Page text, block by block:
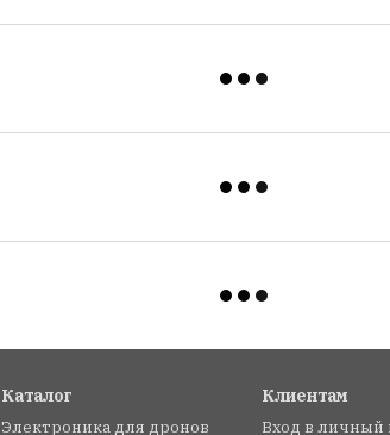
Каталог
Электроника для дронов
Клиентам
Вход в личный